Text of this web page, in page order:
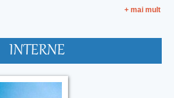
+ mai mult
INTERNE